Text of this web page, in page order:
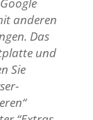
anderen
Das
und
Sie